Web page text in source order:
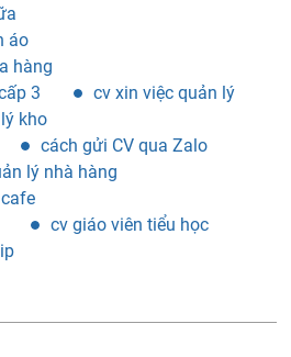
áo
hàng
3
cv xin việc quản lý
kho
cách gửi CV qua Zalo
lý nhà hàng
cv giáo viên tiểu học